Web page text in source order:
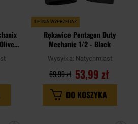
LETNIA WYPRZEDAŻ
Rękawice Pentagon Duty
Mechanic 1/2 - Black
Wysyłka: Natychmiast
53,99 zł
69,99 zł
DO KOSZYKA